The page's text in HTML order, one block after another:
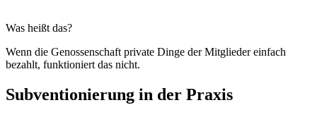
Was heißt das?
Wenn die Genossenschaft private Dinge der Mitglieder einfach
bezahlt, funktioniert das nicht.
Subventionierung in der Praxis